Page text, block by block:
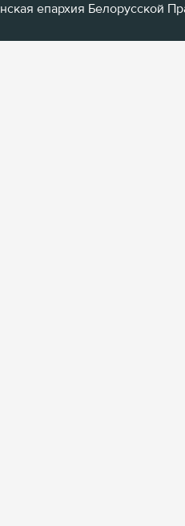
епархия Белорусской